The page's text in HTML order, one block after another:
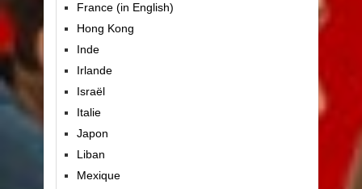
France (in English)
Hong Kong
Inde
Irlande
Israël
Italie
Japon
Liban
Mexique